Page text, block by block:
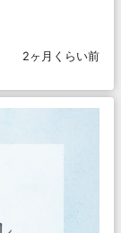
2ヶ月くらい前